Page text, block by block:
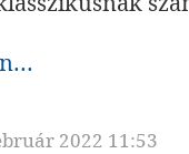
2022 11:53